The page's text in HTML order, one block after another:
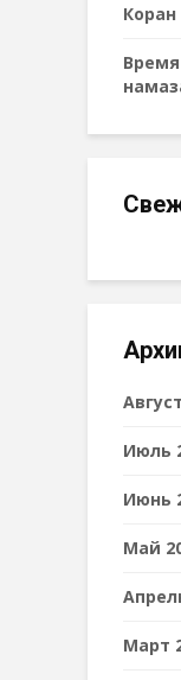
Июль
Июнь
Май
Март